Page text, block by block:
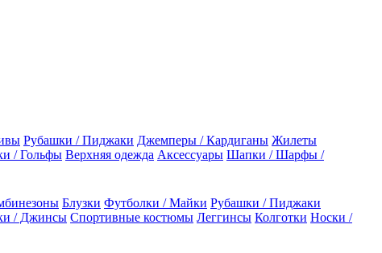
Рубашки / Пиджаки Джемперы / Кардиганы Жилеты
/ Гольфы Верхняя одежда Аксессуары Шапки / Шарфы /
Блузки Футболки / Майки Рубашки / Пиджаки
/ Джинсы Спортивные костюмы Леггинсы Колготки Носки /